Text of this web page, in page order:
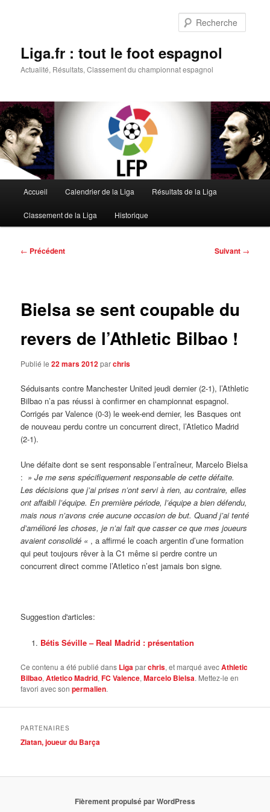
Liga.fr : tout le foot espagnol
Actualité, Résultats, Classement du championnat espagnol
principal
Accueil Calendrier de la Liga Résultats de la Liga
Classement de la Liga Historique
Navigation
← Précédent Suivant →
Bielsa se sent coupable du
revers de l’Athletic Bilbao !
Publié le22 mars 2012parchris
Séduisants contre Manchester United jeudi dernier (2-1), l’Athletic
Bilbao n’a pas réussi à confirmer en championnat espagnol.
Corrigés par Valence (0-3) le week-end dernier, les Basques ont
de nouveau perdu contre un concurrent direct, l’Atletico Madrid
(2-1).
Une défaite dont se sent responsable l’entraîneur, Marcelo Bielsa
: » Je me sens spécifiquement responsable de cette défaite.
Les décisions que j’ai prises n’ont servi à rien, au contraire, elles
ont affaibli l’équipe. En première période, l’équipe a bien défendu,
mais nous n’avons crée aucune occasion de but. Quand j’ai tenté
d’amélioré les choses, je n’ai fait que casser ce que mes joueurs
avaient consolidé « , a affirmé le coach argentin d’une formation
qui peut toujours rêver à la C1 même si perdre contre un
concurrent direct comme l’Atletico n’est jamais bon signe.
Suggestion d'articles:
Bétis Séville – Real Madrid : présentation
Ce contenu a été publié dans Ligaparchris, et marqué avecAthletic
Bilbao,Atletico Madrid,FC Valence,Marcelo Bielsa. Mettez-le en
favori avec sonpermalien.
PARTENAIRES
Zlatan, joueur du Barça
Fièrement propulsé par WordPress